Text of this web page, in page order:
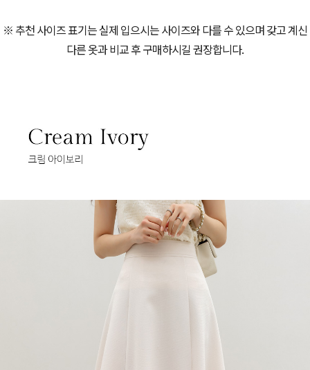
※ 추천 사이즈 표기는 실제 입으시는 사이즈와 다를 수 있으며 갖고 계신
다른 옷과 비교 후 구매하시길 권장합니다.